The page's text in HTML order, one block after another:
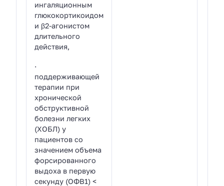
ингаляционным
глюкокортикоидом
и β2-агонистом
длительного
действия,
·
поддерживающей
терапии при
хронической
обструктивной
болезни легких
(ХОБЛ) у
пациентов со
значением объема
форсированного
выдоха в первую
секунду (ОФВ1) <